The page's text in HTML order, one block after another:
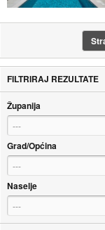
FILTRIRAJ REZULTATE
Županija
---
Grad/Općina
---
Naselje
---